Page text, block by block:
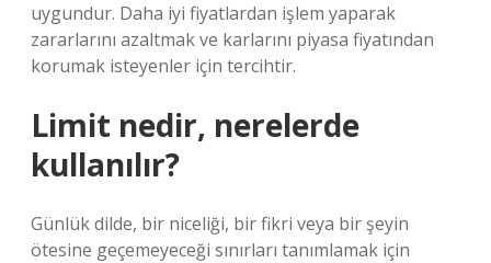
uygundur. Daha iyi fiyatlardan işlem yaparak
zararlarını azaltmak ve karlarını piyasa fiyatından
korumak isteyenler için tercihtir.
Limit nedir, nerelerde
kullanılır?
Günlük dilde, bir niceliği, bir fikri veya bir şeyin
ötesine geçemeyeceği sınırları tanımlamak için